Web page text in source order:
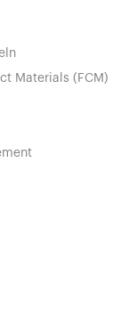
Materials (FCM)